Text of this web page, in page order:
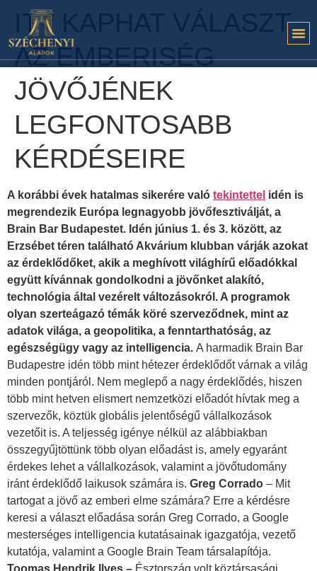
ITT KAPHAT VÁLASZT
AZ EMBERISÉG
JÖVŐJÉNEK
LEGFONTOSABB
KÉRDÉSEIRE
A korábbi évek hatalmas sikerére való tekintettel idén is
megrendezik Európa legnagyobb jövőfesztiválját, a
Brain Bar Budapestet. Idén június 1. és 3. között, az
Erzsébet téren található Akvárium klubban várják azokat
az érdeklődőket, akik a meghívott világhírű előadókkal
együtt kívánnak gondolkodni a jövőnket alakító,
technológia által vezérelt változásokról. A programok
olyan szerteágazó témák köré szerveződnek, mint az
adatok világa, a geopolitika, a fenntarthatóság, az
egészségügy vagy az intelligencia. A harmadik Brain Bar
Budapestre idén több mint hétezer érdeklődőt várnak a világ
minden pontjáról. Nem meglepő a nagy érdeklődés, hiszen
több mint hetven elismert nemzetközi előadót hívtak meg a
szervezők, köztük globális jelentőségű vállalkozások
vezetőit is. A teljesség igénye nélkül az alábbiakban
összegyűjtöttünk több olyan előadást is, amely egyaránt
érdekes lehet a vállalkozások, valamint a jövőtudomány
iránt érdeklődő laikusok számára is. Greg Corrado – Mit
tartogat a jövő az emberi elme számára? Erre a kérdésre
keresi a választ előadása során Greg Corrado, a Google
mesterséges intelligencia kutatásainak igazgatója, vezető
kutatója, valamint a Google Brain Team társalapítója.
Toomas Hendrik Ilves – Észtország volt köztársasági